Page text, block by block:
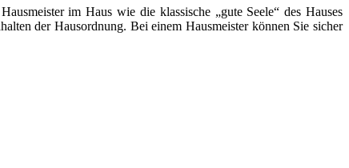
im Haus wie die klassische „gute Seele“ des Hauses
der Hausordnung. Bei einem Hausmeister können Sie sicher